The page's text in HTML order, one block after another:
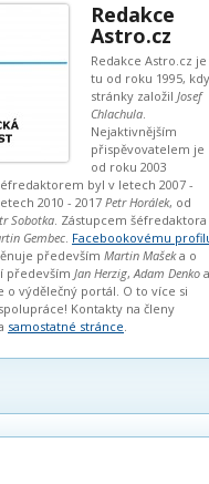
Redakce
Astro.cz
Redakce Astro.cz je
tu od roku 1995, kdy
stránky založil Josef
Chlachula.
Nejaktivnějším
přispěvovatelem je
od roku 2003
byl v letech 2007 -
2010 - 2017 Petr Horálek, od
Sobotka. Zástupcem šéfredaktora
Gembec. Facebookovému
především Martin Mašeka o
především Jan Herzig,Adam Denko a
o výdělečný portál. O to více si
Kontakty na členy
samostatné stránce.